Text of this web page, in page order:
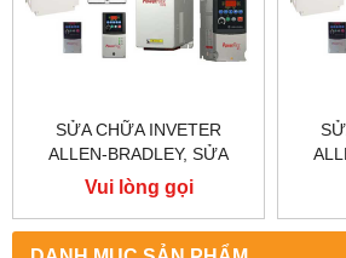
SỬA CHỮA INVETER
ALLEN-BRADLEY, SỬA
CHỮA ALLEN-BRADLEY
POWER FLEX 755
Vui lòng gọi